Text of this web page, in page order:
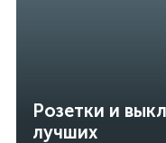
Розетки и
лучших